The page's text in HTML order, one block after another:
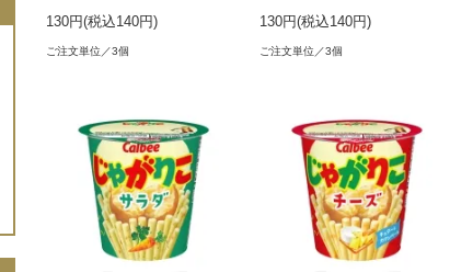
130円(税込140円)
ご注文単位／3個
130円(税込140円)
ご注文単位／3個